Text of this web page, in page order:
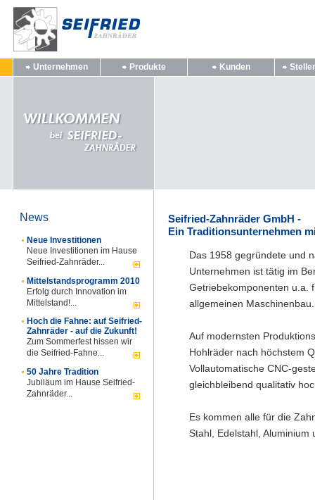
Unternehmen Produkte Kunden
Seifried-Zahnräder GmbH -
Ein Traditionsunternehmen
Das 1958 gegründete und
Unternehmen ist tätig im
Getriebekomponenten u.a.
allgemeinen Maschinenbau.
Auf modernsten
Hohlräder nach höchstem
Vollautomatische CNC-
gleichbleibend qualitativ
Es kommen alle für die
Stahl, Edelstahl, Aluminium
News
Neue Investitionen
Neue Investitionen im Hause
Seifried-Zahnräder...
Mittelstandsprogramm 2010
Erfolg durch Innovation im
Mittelstand!...
Hoch die Fahne: auf Seifried-
Zahnräder - auf die Zukunft!
Zum Sommerfest hissen wir
die Seifried-Fahne...
50 Jahre Tradition
Jubiläum im Hause Seifried-
Zahnräder...